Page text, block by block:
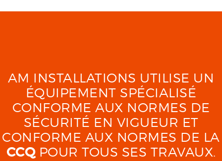
AM INSTALLATIONS UTILISE UN
ÉQUIPEMENT SPÉCIALISÉ
CONFORME AUX NORMES DE
SÉCURITÉ EN VIGUEUR ET
CONFORME AUX NORMES DE LA
CCQPOUR TOUS SES TRAVAUX.